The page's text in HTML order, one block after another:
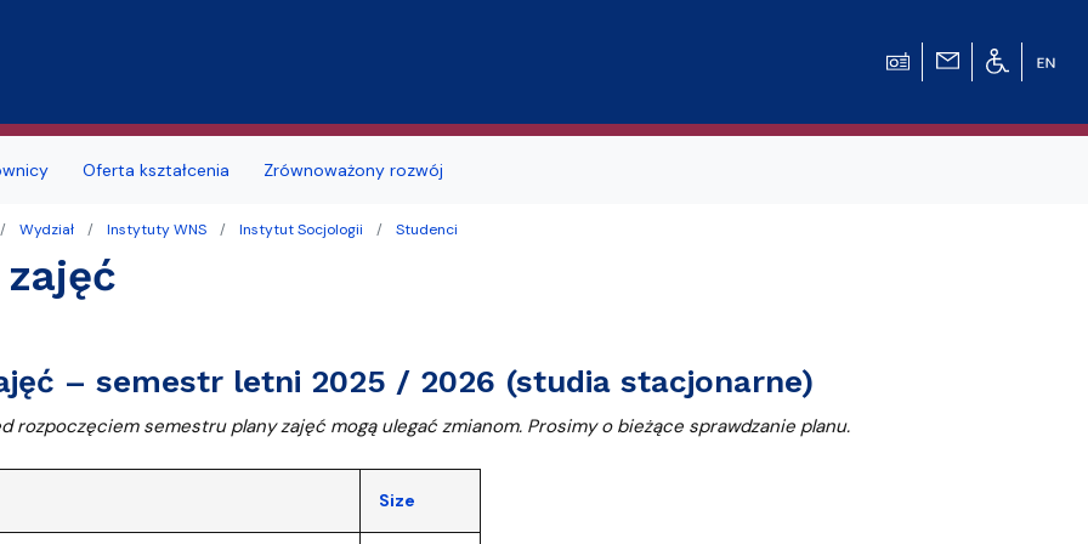
sal Deklaracja dostępności
i podań
zmiana formy studiów
Studia doktoranckie
Samorząd Studentów
seminaria
UG
Oferta kształcenia Zrównoważony rozwój
Wydział Instytuty WNS Instytut Socjologii Studenci
– semestr letni 2025 / 2026 (studia stacjonarne)
rozpoczęciem semestru plany zajęć mogą ulegać zmianom. Prosimy o bieżące sprawdzanie planu.
Size